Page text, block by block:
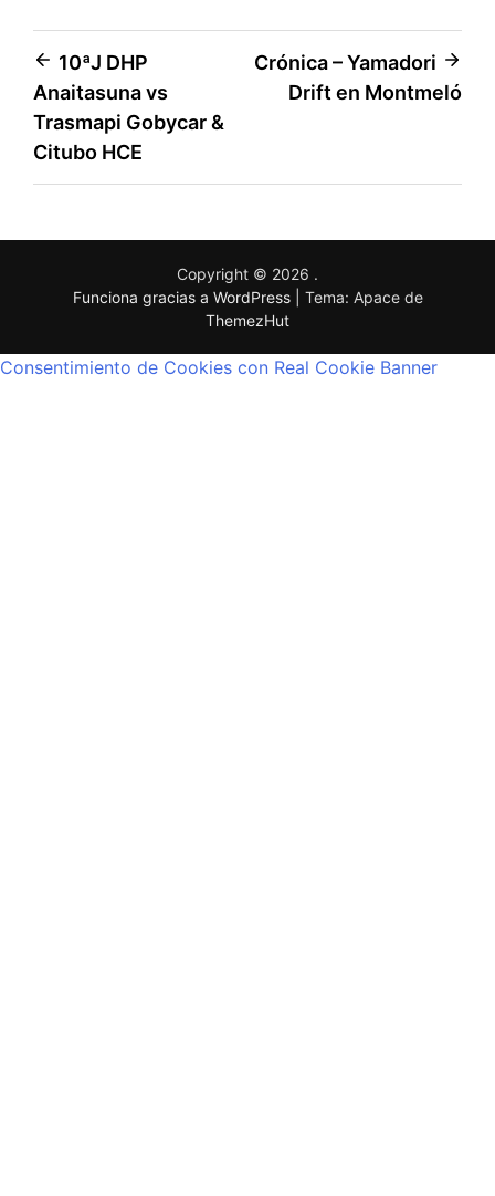
10ªJ DHP
Anaitasuna vs
Trasmapi Gobycar &
Citubo HCE
Crónica – Yamadori
Drift en Montmeló
Copyright © 2026 .
Funciona gracias a WordPress
Tema: Apace de
ThemezHut
Consentimiento de Cookies con Real Cookie Banner